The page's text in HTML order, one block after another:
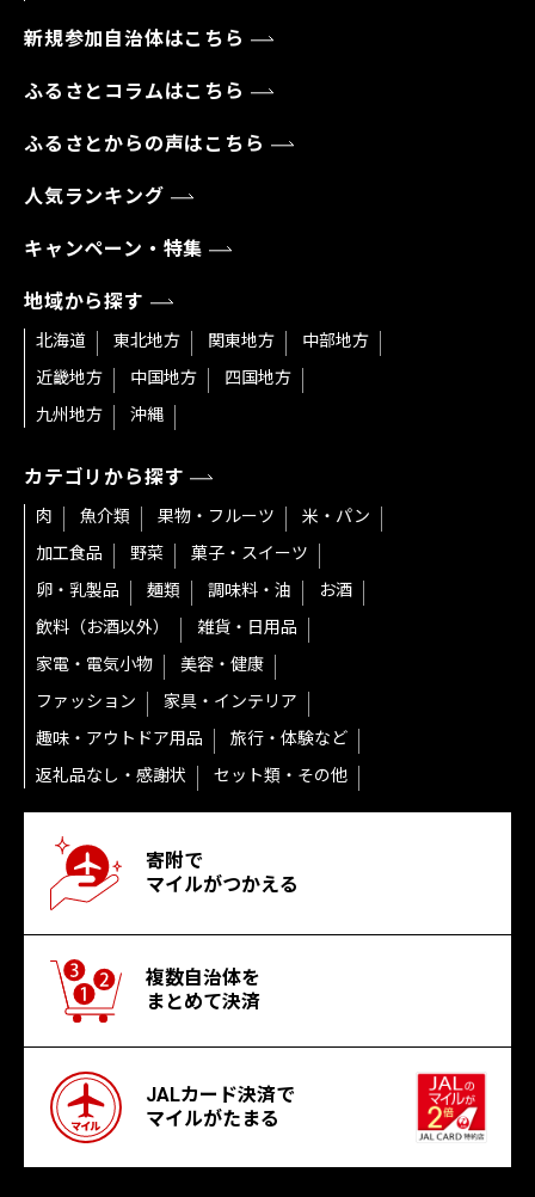
新規参加自治体はこちら
ふるさとコラムはこちら
ふるさとからの声はこちら
人気ランキング
キャンペーン・特集
地域から探す
北海道 東北地方 関東地方
中部地方
近畿地方
中国地方
四国地方
九州地方
沖縄
カテゴリから探す
肉 魚介類 果物・フルーツ
米・パン
加工食品
野菜
菓子・スイーツ
卵・乳製品
麺類 調味料・油
お酒
飲料（お酒以外）
雑貨・日用品
家電・電気小物
美容・健康
ファッション
家具・インテリア
趣味・アウトドア用品
旅行・体験など
返礼品なし・感謝状
セット類・その他
寄附で
マイルがつかえる
複数自治体を
まとめて決済
JALカード決済で
マイルがたまる